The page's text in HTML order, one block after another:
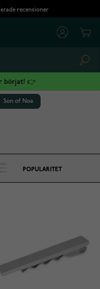
recensioner
börjat! 👉
Son of Noa